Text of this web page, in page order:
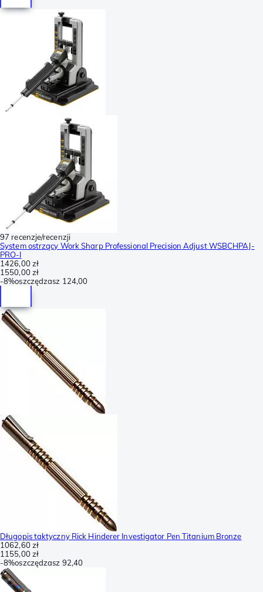
97 recenzje/recenzji
System ostrzący Work Sharp Professional Precision Adjust WSBCHPAJ-
PRO-I
1426,00 zł
1550,00 zł
-8%oszczędzasz 124,00
Długopis taktyczny Rick Hinderer Investigator Pen Titanium Bronze
1062,60 zł
1155,00 zł
-8%oszczędzasz 92,40